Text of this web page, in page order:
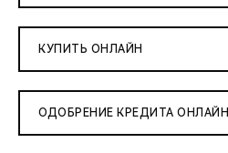
КУПИТЬ ОНЛАЙН
ОДОБРЕНИЕ КРЕДИТА ОНЛАЙН